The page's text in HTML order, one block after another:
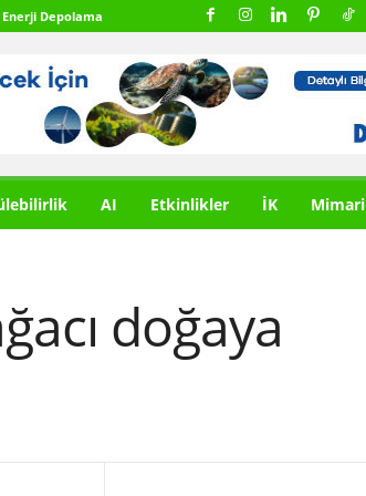
Enerji Depolama
AI Etkinlikler İK Mimari
doğaya